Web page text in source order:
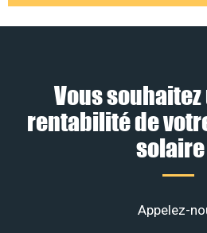
Vous
rentabilité de
Appelez-